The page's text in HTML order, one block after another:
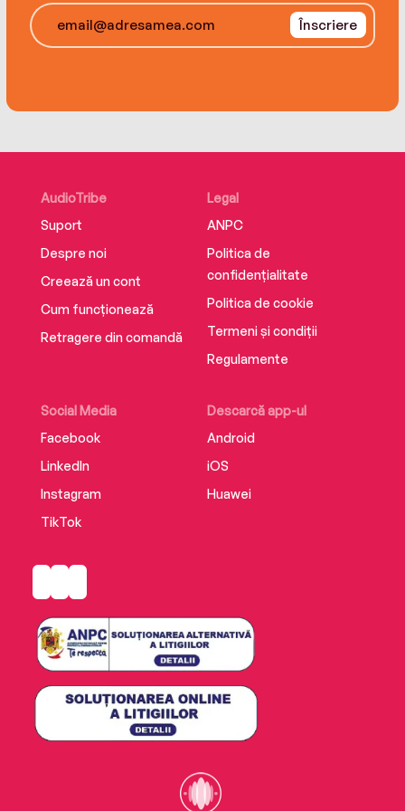
Înscriere
AudioTribe
Suport
Despre noi
Creează un cont
Cum funcționează
Retragere din comandă
Social Media
Facebook
LinkedIn
Instagram
TikTok
Descarcă app-ul
Android
iOS
Huawei
Legal
ANPC
Politica de
confidențialitate
Politica de cookie
Termeni și condiții
Regulamente